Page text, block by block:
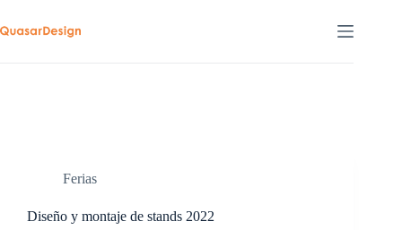
al
contenido
Ferias
Diseño y montaje de stands 2022